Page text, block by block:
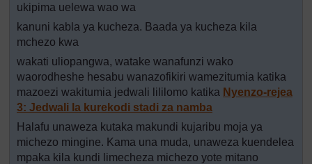
ukipima uelewa wao wa
kanuni kabla ya kucheza. Baada ya kucheza kila
mchezo kwa
wakati uliopangwa, watake wanafunzi wako
waorodheshe hesabu wanazofikiri wamezitumia katika
mazoezi wakitumia jedwali lililomo katika Nyenzo-rejea
3: Jedwali la kurekodi stadi za namba
Halafu unaweza kutaka makundi kujaribu moja ya
michezo mingine. Kama una muda, unaweza kuendelea
mpaka kila kundi limecheza michezo yote mitano